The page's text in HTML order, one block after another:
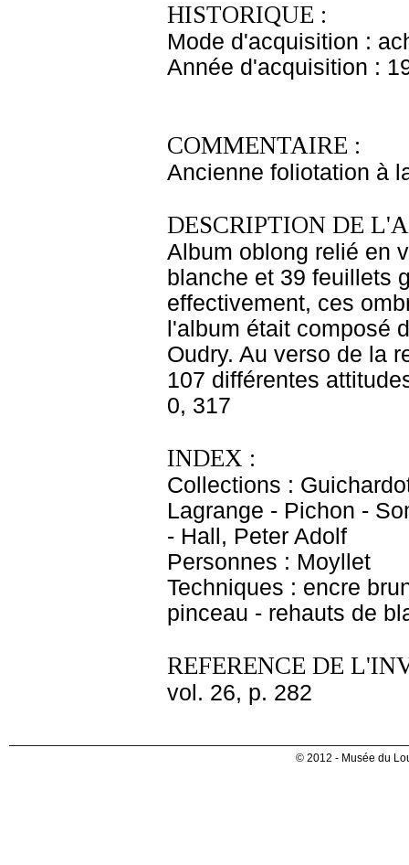
HISTORIQUE :
Mode d'acquisition :
Année d'acquisition :
COMMENTAIRE :
Ancienne foliotation à
DESCRIPTION DE
Album oblong relié en
blanche et 39 feuillets
effectivement, ces
l'album était composé
Oudry. Au verso de la
107 différentes
0, 317
INDEX :
Collections :
Lagrange - Pichon -
- Hall, Peter Adolf
Personnes : Moyllet
Techniques : encre
pinceau - rehauts de
REFERENCE DE
vol. 26, p. 282
© 2012 - Musée du